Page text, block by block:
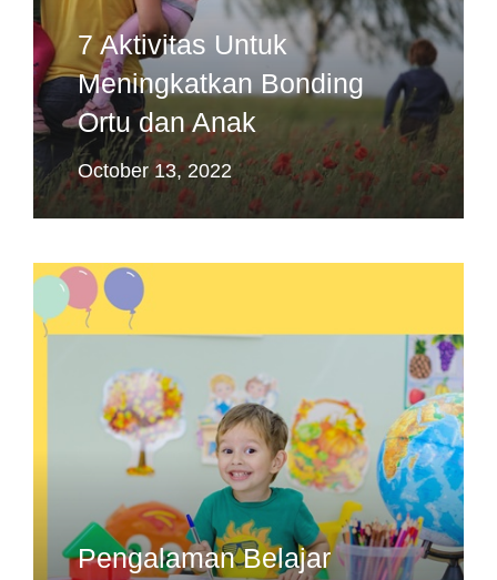
7 Aktivitas Untuk
Meningkatkan Bonding
Ortu dan Anak
October 13, 2022
Pengalaman Belajar